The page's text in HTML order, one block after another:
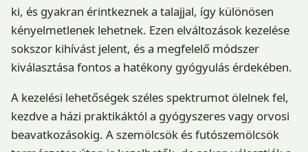
ki, és gyakran érintkeznek a talajjal, így különösen
kényelmetlenek lehetnek. Ezen elváltozások kezelése
sokszor kihívást jelent, és a megfelelő módszer
kiválasztása fontos a hatékony gyógyulás érdekében.
A kezelési lehetőségek széles spektrumot ölelnek fel,
kezdve a házi praktikáktól a gyógyszeres vagy orvosi
beavatkozásokig. A szemölcsök és futószemölcsök